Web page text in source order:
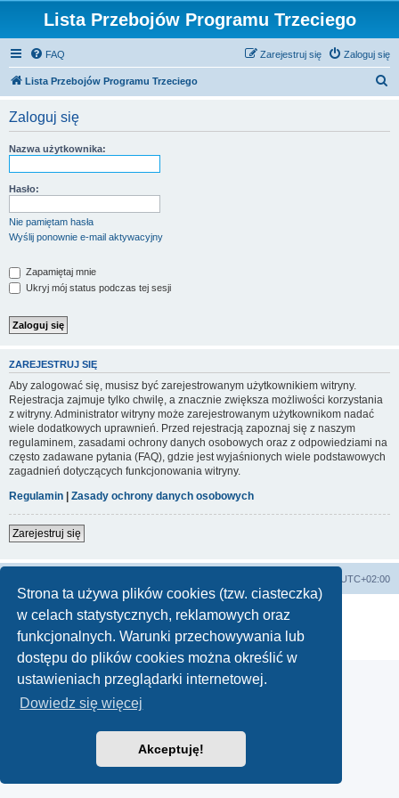
Strona ta używa plików cookies (tzw. ciasteczka)
w celach statystycznych, reklamowych oraz
funkcjonalnych. Warunki przechowywania lub
dostępu do plików cookies można określić w
ustawieniach przeglądarki internetowej.
Dowiedz się więcej
Akceptuję!
Lista Przebojów Programu Trzeciego
FAQ Zaloguj się
Zarejestruj się
Lista Przebojów Programu Trzeciego
Zaloguj się
Nazwa użytkownika:
Hasło:
Nie pamiętam hasła
Wyślij ponownie e-mail aktywacyjny
Zapamiętaj mnie
Ukryj mój status podczas tej sesji
ZAREJESTRUJ SIĘ
Aby zalogować się, musisz być zarejestrowanym użytkownikiem witryny.
Rejestracja zajmuje tylko chwilę, a znacznie zwiększa możliwości korzystania
z witryny. Administrator witryny może zarejestrowanym użytkownikom nadać
wiele dodatkowych uprawnień. Przed rejestracją zapoznaj się z naszym
regulaminem, zasadami ochrony danych osobowych oraz z odpowiedziami na
często zadawane pytania (FAQ), gdzie jest wyjaśnionych wiele podstawowych
zagadnień dotyczących funkcjonowania witryny.
Regulamin | Zasady ochrony danych osobowych
Zarejestruj się
UTC+02:00
Technologię dostarczaphpBB ® Forum Software © phpBB Limited
Zasady ochrony danych osobowych|Regulamin